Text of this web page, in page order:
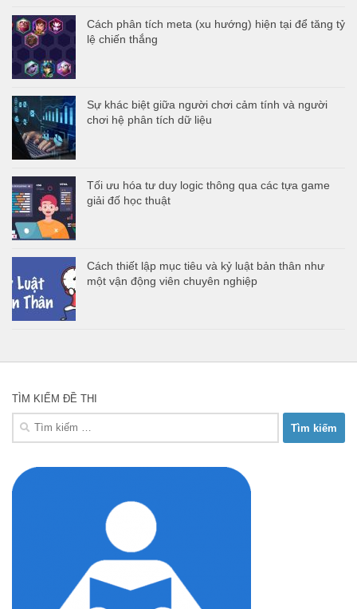
Cách phân tích meta (xu hướng) hiện tại để tăng tỷ
lệ chiến thắng
Sự khác biệt giữa người chơi cảm tính và người
chơi hệ phân tích dữ liệu
Tối ưu hóa tư duy logic thông qua các tựa game
giải đố học thuật
Cách thiết lập mục tiêu và kỷ luật bản thân như
một vận động viên chuyên nghiệp
TÌM KIẾM ĐỀ THI
Tìm
kiếm